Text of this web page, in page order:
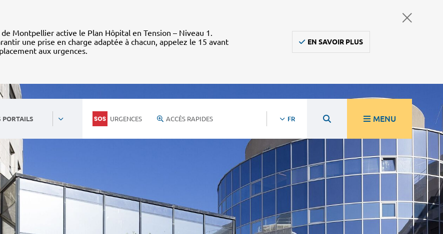
de Montpellier active le Plan Hôpital en Tension – Niveau 1.
une prise en charge adaptée à chacun, appelez le 15 avant
aux urgences.
EN SAVOIR PLUS
PORTAILS URGENCES ACCÈS RAPIDES FR MENU